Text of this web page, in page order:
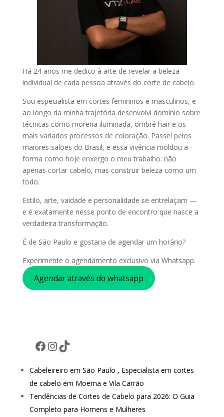
Há 24 anos me dedico à arte de revelar a beleza
individual de cada pessoa através do corte de cabelo.
Sou especialista em cortes femininos e masculinos, e
ao longo da minha trajetória desenvolvi domínio sobre
técnicas como morena iluminada, ombré hair e os
mais variados processos de coloração. Passei pelos
maiores salões do Brasil, e essa vivência moldou a
forma como hoje enxergo o meu trabalho: não
apenas cortar cabelo, mas construir beleza como um
todo.
Estilo, arte, vaidade e personalidade se entrelaçam —
e é exatamente nesse ponto de encontro que nasce a
verdadeira transformação.
É de São Paulo e gostaria de agendar um horário?
Experimente o agendamento exclusivo via Whatsapp.
Agendar através do whatsapp
Facebook
Instagram
TikTok
Cabeleireiro em São Paulo , Especialista em cortes
de cabelo em Moema e Vila Carrão
Tendências de Cortes de Cabelo para 2026: O Guia
Completo para Homens e Mulheres